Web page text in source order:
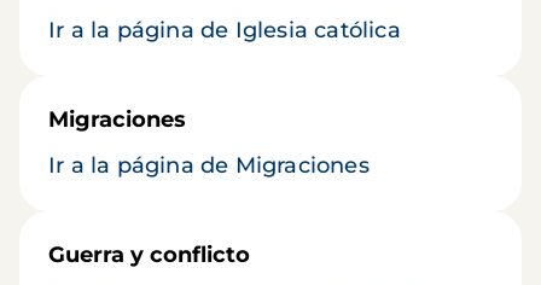
Ir a la página de Iglesia católica
Migraciones
Ir a la página de Migraciones
Guerra y conflicto